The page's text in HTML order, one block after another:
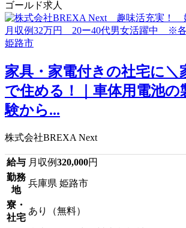
ゴールド求人
家具・家電付きの社宅に＼
で住める！｜車体用電池の
験から...
株式会社BREXA Next
給与 月収例320,000円
勤務
地
兵庫県 姫路市
寮・
社宅
あり（無料）